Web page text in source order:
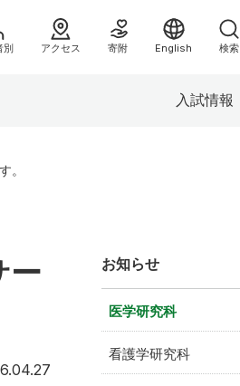
入試情報
別 アクセス 寄附 English 検索
。
ー お知らせ
医学研究科
看護学研究科